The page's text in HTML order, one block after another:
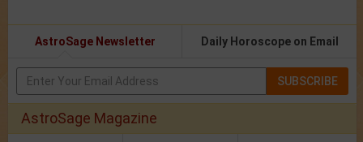
AstroSage Newsletter Daily Horoscope on Email
SUBSCRIBE
AstroSage Magazine